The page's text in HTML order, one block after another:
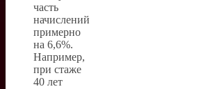
часть
начислений
примерно
на 6,6%.
Например,
при стаже
40 лет